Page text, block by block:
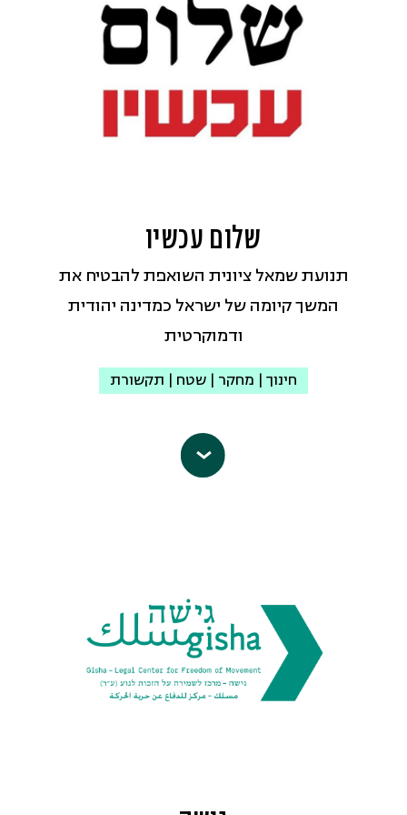
הזדמנויות, אינטרסים של קבוצות כוח
ואינטרסים של אזרחים ותושבים.
כתובת
אי-מייל:
foregthink@gmail.com
הערבית מול משרדי ממשלה, גופים
ציבוריים, התקשורת והציבור הרחב, כדי
לחולל שינויי מדיניות שיביאו לשוויון חומרי
ומהותי, לחיים משותפים ולמרחבים
משותפים לאזרחים הערבים-פלסטינים
ערבי-יהודי בכל הרמות, ומבטיח שוויון
ושותפות בתהליכי העשייה וקבלת
ההחלטות בתוך הארגון.
אנחנו ממפים את החסמים – ברמה
הממשלתית והמקומית – שמונעים הקצאה
שוויונית של משאבי המדינה, מגבשים
ומפרסמים המלצות מדיניות כדי להתגבר
עליהם ועובדים מול משרדי הממשלה כדי
להבטיח את האימוץ והיישום של
סיכוי-אופוק מלווה רשויות מקומיות
ערביות בקידום תכנון עירוני שתואם את
צורכי הדיור והתחבורה של התושבים
ומפתחת כלים והדרכות מקצועיות למען
שלום עכשיו
תנועת שמאל ציונית השואפת להבטיח את
המשך קיומה של ישראל כמדינה יהודית
ודמוקרטית
חינוך | מחקר | שטח | תקשורת
היא תנועת שמאל ציונית
השואפת להבטיח את המשך קיומה של
גבולות 1967 לצידה של מדינת ישראל.
פעילויות שלום עכשיו נועדו לייצג את
הציבור הישראלי התומך בפתרון שתי
המדינות, להציב נושאים הקשורים לסכסוך
הפגנות ופעילויות שטח, הרצאות וכנסים,